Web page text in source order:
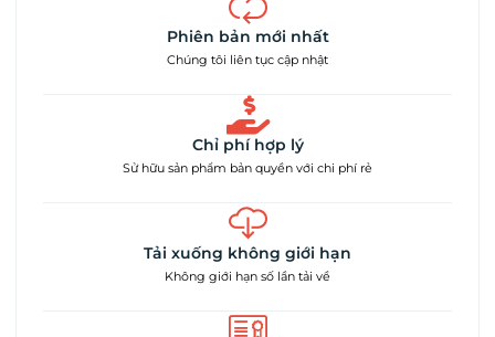
Phiên bản mới nhất
Chúng tôi liên tục cập nhật
Chỉ phí hợp lý
Sử hữu sản phẩm bản quyền với chi phí rẻ
Tải xuống không giới hạn
Không giới hạn số lần tải về